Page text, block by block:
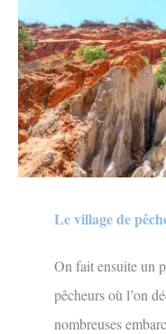
Le village de
On fait ensuite un
pêcheurs où l’on
nombreuses